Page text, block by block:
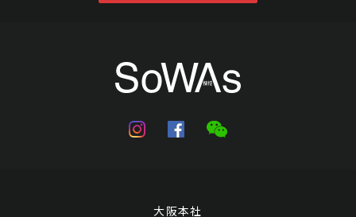
大阪本社